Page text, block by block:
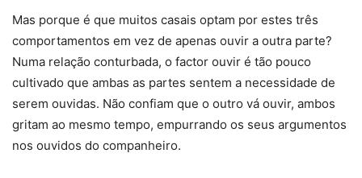
Mas porque é que muitos casais optam por estes três
comportamentos em vez de apenas ouvir a outra parte?
Numa relação conturbada, o factor ouvir é tão pouco
cultivado que ambas as partes sentem a necessidade de
serem ouvidas. Não confiam que o outro vá ouvir, ambos
gritam ao mesmo tempo, empurrando os seus argumentos
nos ouvidos do companheiro.